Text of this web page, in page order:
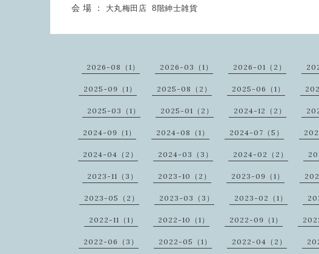
会 場 ： 大丸梅田店 8階紳士雑貨
2026-08（1） 2026-03（1） 2026-01（2）
2025-09（1） 2025-08（2） 2025-06（1）
2025-03（1） 2025-01（2） 2024-12（2）
2024-09（1） 2024-08（1） 2024-07（5）
2024-04（2） 2024-03（3） 2024-02（2）
2023-11（3） 2023-10（2） 2023-09（1）
2023-05（2） 2023-03（3） 2023-02（1）
2022-11（1） 2022-10（1） 2022-09（1）
2022-06（3） 2022-05（1） 2022-04（2）